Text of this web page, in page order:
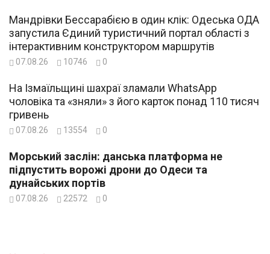
Мандрівки Бессарабією в один клік: Одеська ОДА
запустила Єдиний туристичний портал області з
інтерактивним конструктором маршрутів
07.08.26 10746 0
На Ізмаїльщині шахраї зламали WhatsApp
чоловіка та «зняли» з його карток понад 110 тисяч
гривень
07.08.26 13554 0
Морський заслін: данська платформа не
підпустить ворожі дрони до Одеси та
дунайських портів
07.08.26 22572 0